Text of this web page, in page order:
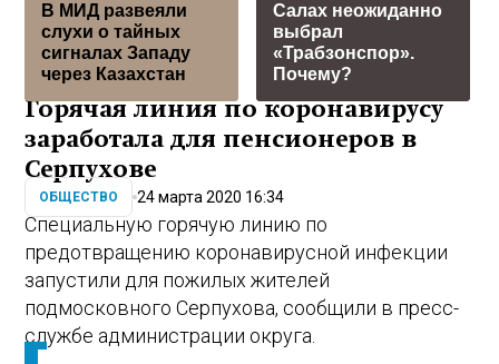
В МИД развеяли
слухи о тайных
сигналах Западу
через Казахстан
Салах неожиданно
выбрал
«Трабзонспор».
Почему?
Горячая линия по коронавирусу
заработала для пенсионеров в
Серпухове
ОБЩЕСТВО 24 марта 2020 16:34
Специальную горячую линию по
предотвращению коронавирусной инфекции
запустили для пожилых жителей
подмосковного Серпухова, сообщили в пресс-
службе администрации округа.